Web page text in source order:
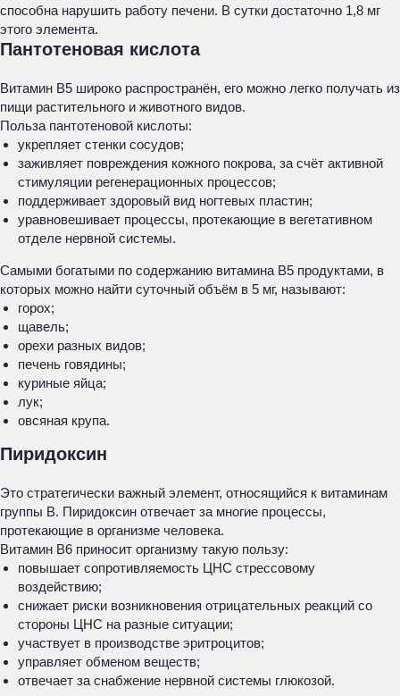
способна нарушить работу печени. В сутки достаточно 1,8 мг
этого элемента.
Пантотеновая кислота
Витамин В5 широко распространён, его можно легко получать из
пищи растительного и животного видов.
Польза пантотеновой кислоты:
укрепляет стенки сосудов;
заживляет повреждения кожного покрова, за счёт активной
стимуляции регенерационных процессов;
поддерживает здоровый вид ногтевых пластин;
уравновешивает процессы, протекающие в вегетативном
отделе нервной системы.
Самыми богатыми по содержанию витамина В5 продуктами, в
которых можно найти суточный объём в 5 мг, называют:
горох;
щавель;
орехи разных видов;
печень говядины;
куриные яйца;
лук;
овсяная крупа.
Пиридоксин
Это стратегически важный элемент, относящийся к витаминам
группы В. Пиридоксин отвечает за многие процессы,
протекающие в организме человека.
Витамин В6 приносит организму такую пользу:
повышает сопротивляемость ЦНС стрессовому
воздействию;
снижает риски возникновения отрицательных реакций со
стороны ЦНС на разные ситуации;
участвует в производстве эритроцитов;
управляет обменом веществ;
отвечает за снабжение нервной системы глюкозой.